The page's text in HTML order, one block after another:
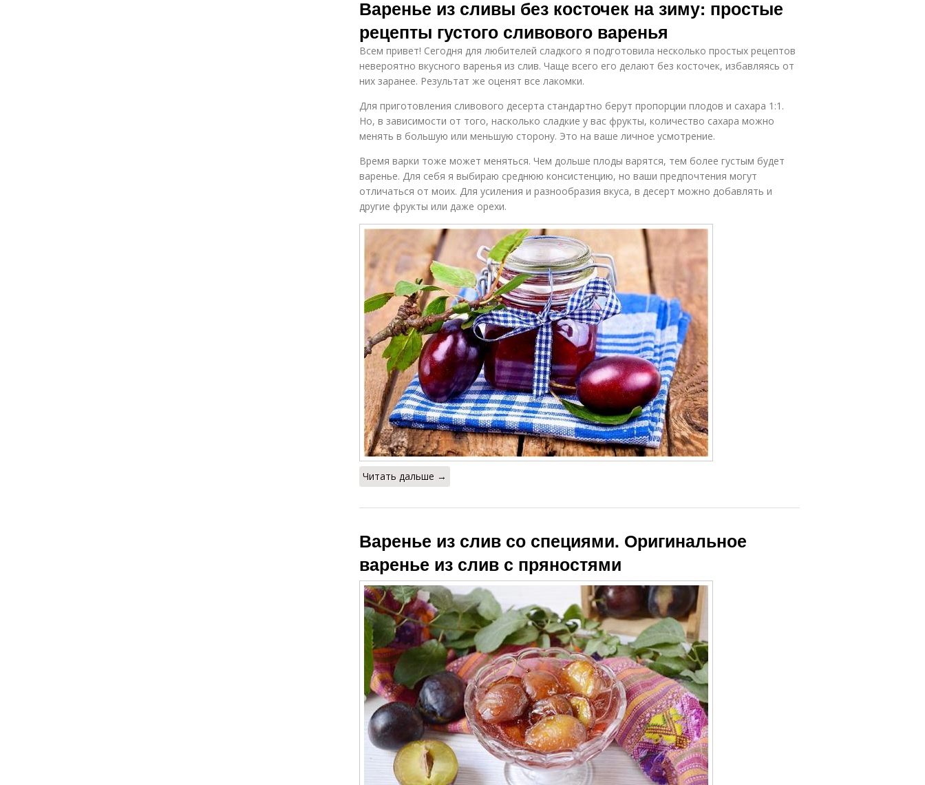
Варенье из сливы без косточек на зиму: простые
рецепты густого сливового варенья
Всем привет! Сегодня для любителей сладкого я подготовила несколько простых рецептов
невероятно вкусного варенья из слив. Чаще всего его делают без косточек, избавляясь от
них заранее. Результат же оценят все лакомки.
Для приготовления сливового десерта стандартно берут пропорции плодов и сахара 1:1.
Но, в зависимости от того, насколько сладкие у вас фрукты, количество сахара можно
менять в большую или меньшую сторону. Это на ваше личное усмотрение.
Время варки тоже может меняться. Чем дольше плоды варятся, тем более густым будет
варенье. Для себя я выбираю среднюю консистенцию, но ваши предпочтения могут
отличаться от моих. Для усиления и разнообразия вкуса, в десерт можно добавлять и
другие фрукты или даже орехи.
Читать дальше →
Варенье из слив со специями. Оригинальное
варенье из слив с пряностями